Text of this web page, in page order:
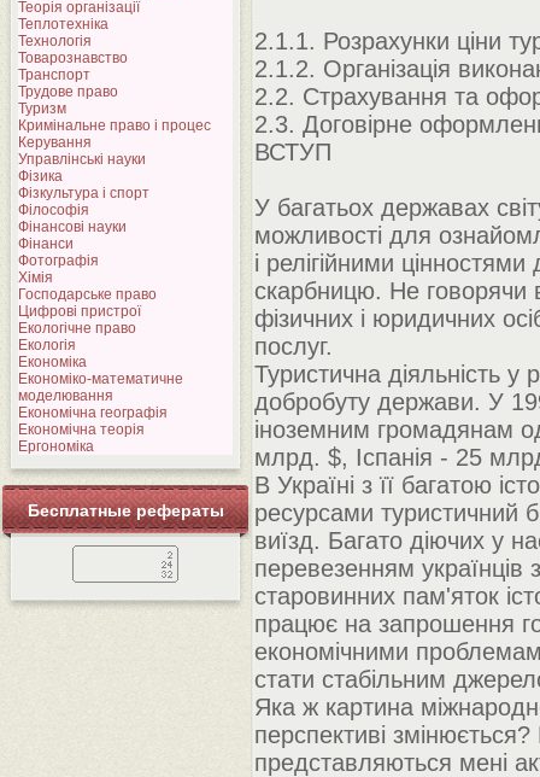
Теорія організації
Теплотехніка
Технологія
Товарознавство
Транспорт
Трудове право
Туризм
Кримінальне право і процес
Керування
Управлінські науки
Фізика
Фізкультура і спорт
Філософія
Фінансові науки
Фінанси
Фотографія
Хімія
Господарське право
Цифрові пристрої
Екологічне право
Екологія
Економіка
Економіко-математичне
моделювання
Економічна географія
Економічна теорія
Ергономіка
Бесплатные рефераты
2.1.1. Розрахунки ціни
2.1.2. Організація
2.2. Страхування та
2.3. Договірне
ВСТУП
У багатьох державах
можливості для
і релігійними
скарбницю. Не говорячи
фізичних і юридичних
послуг.
Туристична діяльність
добробуту держави. У
іноземним громадянам
млрд. $, Іспанія - 25
В Україні з її багатою
ресурсами туристичний
виїзд. Багато діючих у
перевезенням українців
старовинних пам'яток
працює на запрошення
економічними
стати стабільним
Яка ж картина
перспективі
представляються мені